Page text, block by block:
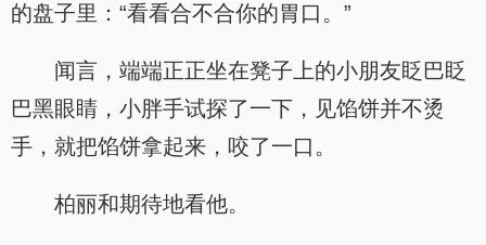
的盘子里：“看看合不合你的胃口。”
闻言，端端正正坐在凳子上的小朋友眨巴眨
巴黑眼睛，小胖手试探了一下，见馅饼并不烫
手，就把馅饼拿起来，咬了一口。
柏丽和期待地看他。